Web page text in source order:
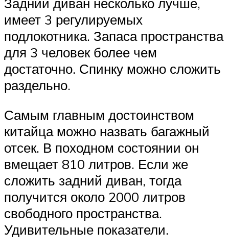
имеет 3 регулируемых
подлокотника. Запаса пространства
для 3 человек более чем
достаточно. Спинку можно сложить
раздельно.
Самым главным достоинством
китайца можно назвать багажный
отсек. В походном состоянии он
вмещает 810 литров. Если же
сложить задний диван, тогда
получится около 2000 литров
свободного пространства.
Удивительные показатели.